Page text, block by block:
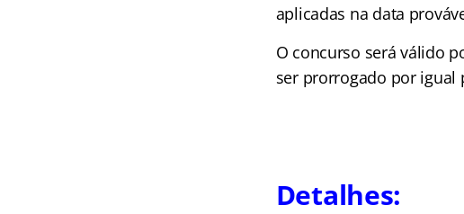
aplicadas na data
O concurso será válido
ser prorrogado por igual
Detalhes: